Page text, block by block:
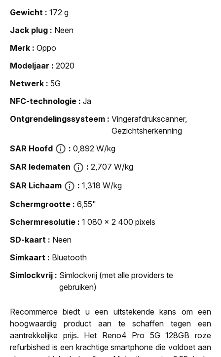
Gewicht
172 g
Jack plug
Neen
Merk
Oppo
Modeljaar
2020
Netwerk
5G
NFC-technologie
Ja
Ontgrendelingssysteem
Vingerafdrukscanner,
Gezichtsherkenning
SAR Hoofd
0,892 W/kg
SAR ledematen
2,707 W/kg
SAR Lichaam
1,318 W/kg
Schermgrootte
6,55"
Schermresolutie
1 080 x 2 400 pixels
SD-kaart
Neen
Simkaart
Bluetooth
Simlockvrij
Simlockvrij (met alle providers te
gebruiken)
Recommerce biedt u een uitstekende kans om een
hoogwaardig product aan te schaffen tegen een
aantrekkelijke prijs. Het Reno4 Pro 5G 128GB roze
refurbished is een krachtige smartphone die voldoet aan